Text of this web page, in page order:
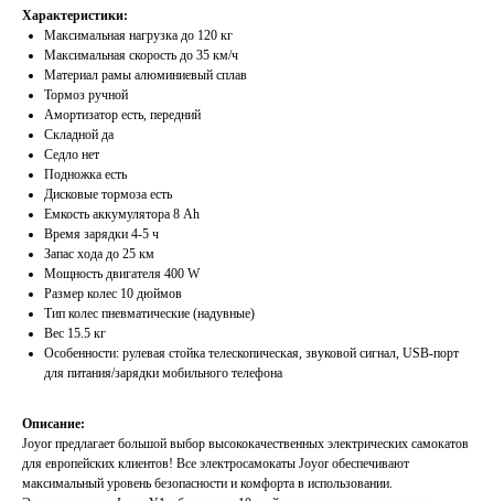
Характеристики:
Максимальная нагрузка до 120 кг
Максимальная скорость до 35 км/ч
Материал рамы алюминиевый сплав
Тормоз ручной
Амортизатор есть, передний
Складной да
Седло нет
Подножка есть
Дисковые тормоза есть
Емкость аккумулятора 8 Ah
Время зарядки 4-5 ч
Запас хода до 25 км
Мощность двигателя 400 W
Размер колес 10 дюймов
Тип колес пневматические (надувные)
Вес 15.5 кг
Особенности: рулевая стойка телескопическая, звуковой сигнал, USB-порт
для питания/зарядки мобильного телефона
Описание:
Joyor предлагает большой выбор высококачественных электрических самокатов
для европейских клиентов! Все электросамокаты Joyor обеспечивают
максимальный уровень безопасности и комфорта в использовании.